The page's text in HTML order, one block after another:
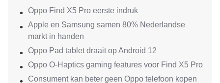
Oppo Find X5 Pro eerste indruk
Apple en Samsung samen 80% Nederlandse
markt in handen
Oppo Pad tablet draait op Android 12
Oppo O-Haptics gaming features voor Find X5 Pro
Consument kan beter geen Oppo telefoon kopen